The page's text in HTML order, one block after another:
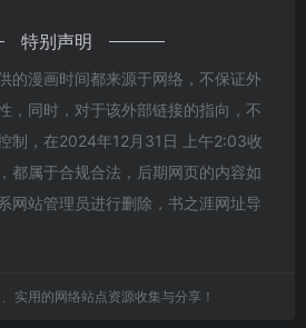
特别声明
的漫画时间都来源于网络，不保证外
，同时，对于该外部链接的指向，不
制，在2024年12月31日 上午2:03收
都属于合规合法，后期网页的内容如
网站管理员进行删除，书之涯网址导
实用的网络站点资源收集与分享！